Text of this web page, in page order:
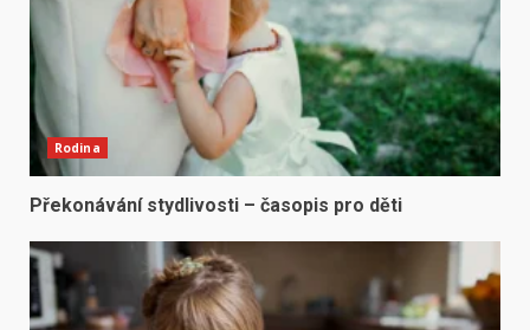
Rodina
Překonávání stydlivosti – časopis pro děti